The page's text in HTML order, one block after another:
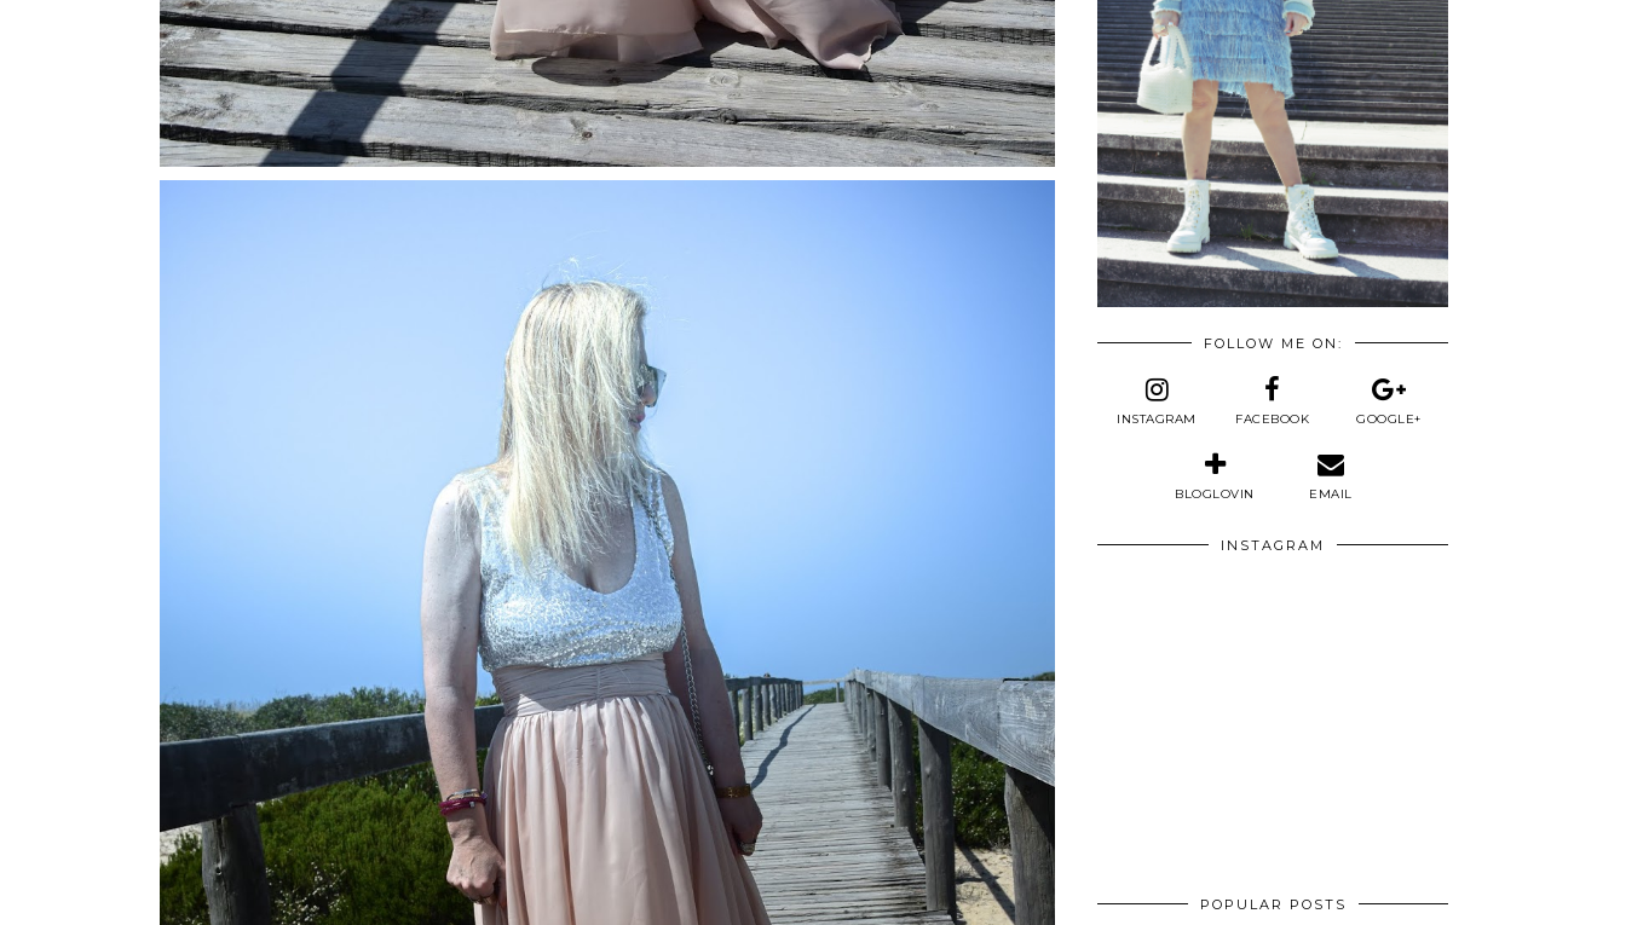
FOLLOW ME ON:
INSTAGRAM FACEBOOK GOOGLE+
BLOGLOVIN EMAIL
INSTAGRAM
POPULAR POSTS